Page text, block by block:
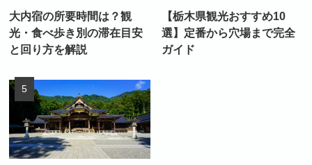
大内宿の所要時間は？観
光・食べ歩き別の滞在目安
と回り方を解説
【栃木県観光おすすめ10
選】定番から穴場まで完全
ガイド